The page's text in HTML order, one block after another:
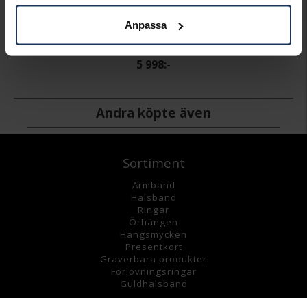
Anpassa
Kedja i 18K guld 45 cm
HALLBERGS GULD
5 998:-
Andra köpte även
Sortiment
Armband
Halsband
Ringar
Örhängen
Hängsmycken
Presentkort
Graverbara produkter
Förlovningsringar
Guldhalsband